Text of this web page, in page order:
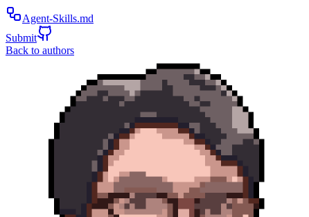
Agent-Skills.md
Submit
Back to authors